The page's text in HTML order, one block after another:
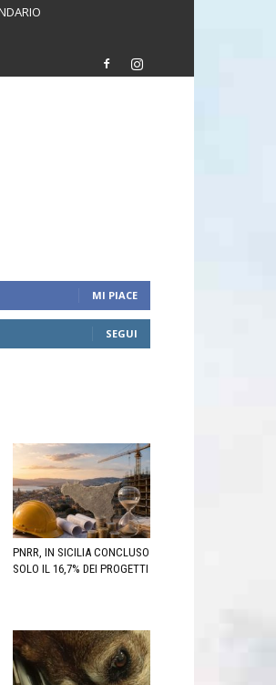
MI PIACE
SEGUI
PNRR, IN SICILIA CONCLUSO
SOLO IL 16,7% DEI PROGETTI